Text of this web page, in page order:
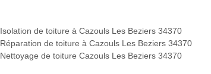
Isolation de toiture à Cazouls Les Beziers 34370
Réparation de toiture à Cazouls Les Beziers 34370
Nettoyage de toiture Cazouls Les Beziers 34370